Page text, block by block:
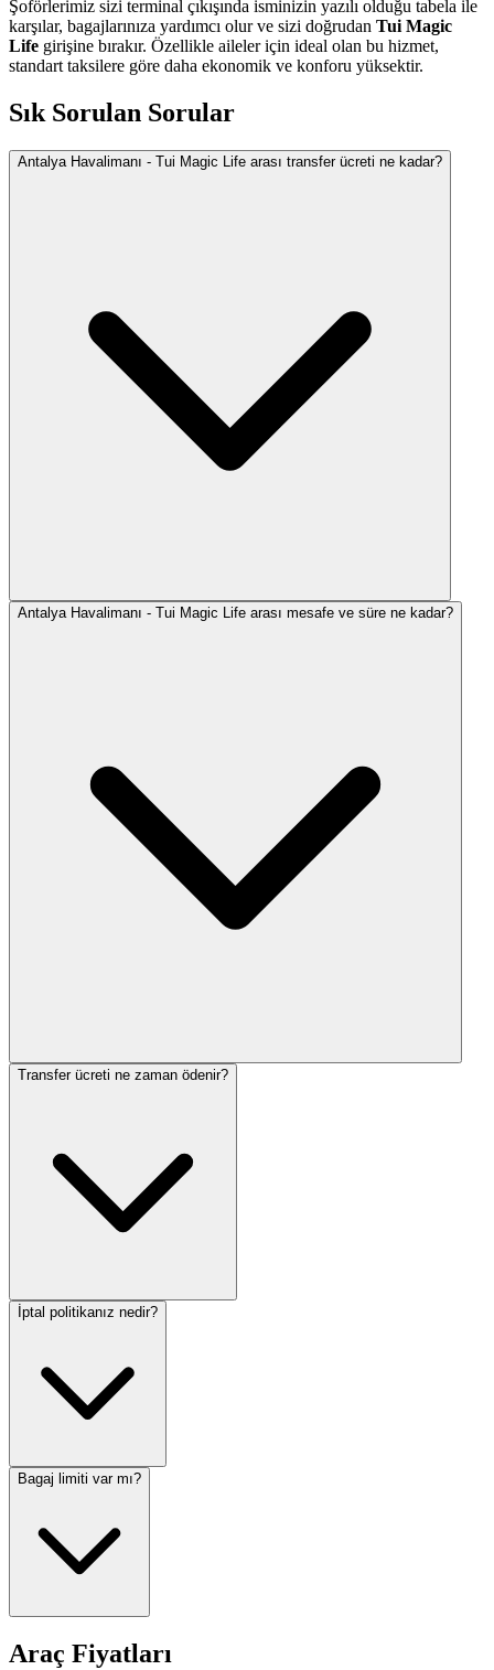
Şoförlerimiz sizi terminal çıkışında isminizin yazılı olduğu tabela ile
karşılar, bagajlarınıza yardımcı olur ve sizi doğrudan Tui Magic
Life girişine bırakır. Özellikle aileler için ideal olan bu hizmet,
standart taksilere göre daha ekonomik ve konforu yüksektir.
Sık Sorulan Sorular
Antalya Havalimanı - Tui Magic Life arası transfer ücreti ne kadar?
Antalya Havalimanı - Tui Magic Life arası mesafe ve süre ne kadar?
Transfer ücreti ne zaman ödenir?
İptal politikanız nedir?
Bagaj limiti var mı?
Araç Fiyatları